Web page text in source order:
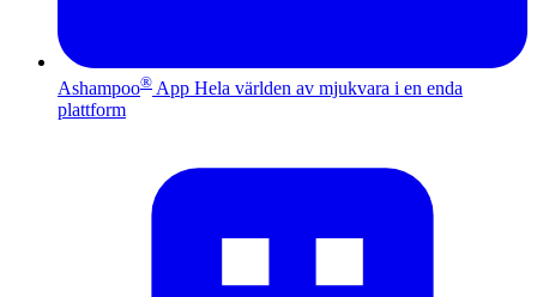
Ashampoo® App Hela världen av mjukvara i en enda
plattform